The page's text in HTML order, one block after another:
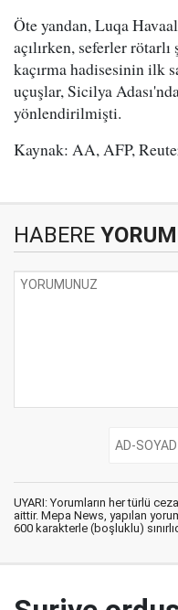
Öte yandan, Luqa
açılırken, seferler
kaçırma hadisesinin ilk
uçuşlar, Sicilya
yönlendirilmişti.
Kaynak: AA, AFP,
HABERE
UYARI: Yorumların her türlü
aittir. Mepa News, yapılan
600 karakterle (boşluklu)